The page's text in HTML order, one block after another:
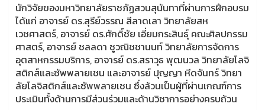
นักวิจัยของมหาวิทยาลัยราชภัฏสวนสุนันทาที่ผ่านการฝึกอบรม
ได้แก่ อาจารย์ ดร.สุรีย์วรรณ สีลาดเลา วิทยาลัยสห
เวชศาสตร์, อาจารย์ ดร.ศักดิ์ชัย เอี่ยมกระสินธุ์ คณะศิลปกรรม
ศาสตร์, อาจารย์ ชลลดา ชูวณิชชานนท์ วิทยาลัยการจัดการ
อุตสาหกรรมบริการ, อาจารย์ ดร.สราวุธ พุฒนวล วิทยาลัยโลจิ
สติกส์และซัพพลายเชน และอาจารย์ ปุญญา หีดจันทร์ วิทยา
ลัยโลจิสติกส์และซัพพลายเชน ซึ่งล้วนเป็นผู้ที่ผ่านเกณฑ์การ
ประเมินทั้งด้านการมีส่วนร่วมและด้านวิชาการอย่างครบถ้วน